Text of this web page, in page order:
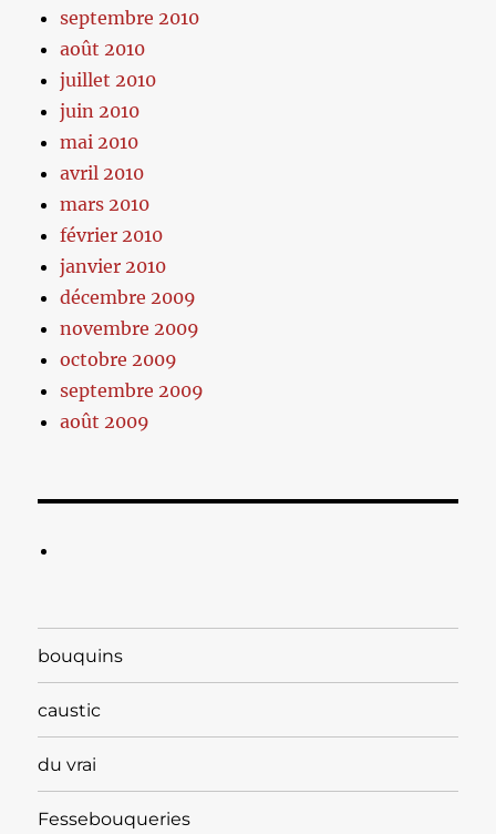
septembre 2010
août 2010
juillet 2010
juin 2010
mai 2010
avril 2010
mars 2010
février 2010
janvier 2010
décembre 2009
novembre 2009
octobre 2009
septembre 2009
août 2009
bouquins
caustic
du vrai
Fessebouqueries